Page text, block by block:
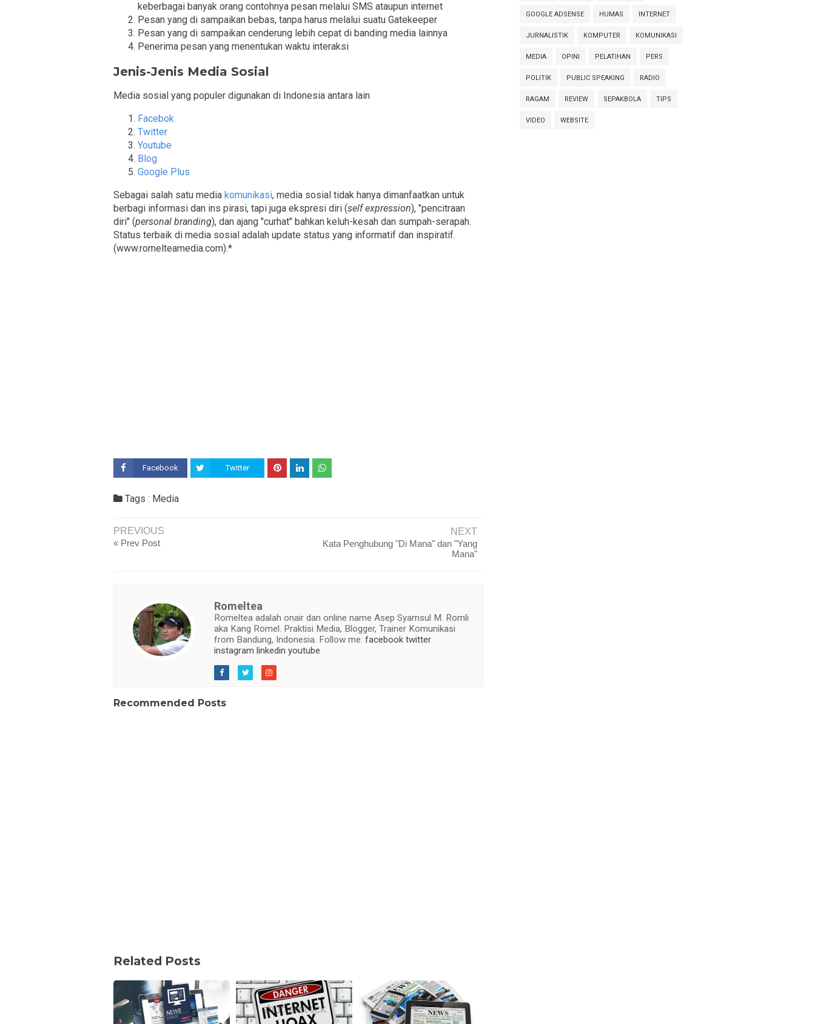
keberbagai banyak orang contohnya pesan melalui SMS ataupun internet
Pesan yang di sampaikan bebas, tanpa harus melalui suatu Gatekeeper
Pesan yang di sampaikan cenderung lebih cepat di banding media lainnya
Penerima pesan yang menentukan waktu interaksi
Jenis-Jenis Media Sosial
Media sosial yang populer digunakan di Indonesia antara lain
Facebok
Twitter
Youtube
Blog
Google Plus
Sebagai salah satu media komunikasi, media sosial tidak hanya dimanfaatkan untuk
berbagi informasi dan ins pirasi, tapi juga ekspresi diri (self expression), "pencitraan
diri" (personal branding), dan ajang "curhat" bahkan keluh-kesah dan sumpah-serapah.
Status terbaik di media sosial adalah update status yang informatif dan inspiratif.
(www.romelteamedia.com).*
Facebook Twitter
Tags : Media
PREVIOUS
« Prev Post
NEXT
Kata Penghubung "Di Mana" dan "Yang
Mana"
Romeltea
Romeltea adalah onair dan online name Asep Syamsul M. Romli
aka Kang Romel. Praktisi Media, Blogger, Trainer Komunikasi
from Bandung, Indonesia. Follow me: facebook twitter
instagram linkedin youtube
Recommended Posts
Related Posts
GOOGLE ADSENSE HUMAS INTERNET
JURNALISTIK KOMPUTER KOMUNIKASI
MEDIA OPINI PELATIHAN PERS
POLITIK PUBLIC SPEAKING RADIO
RAGAM REVIEW SEPAKBOLA TIPS
VIDEO WEBSITE